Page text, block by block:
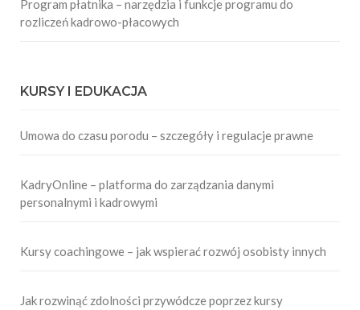
Program płatnika – narzędzia i funkcje programu do
rozliczeń kadrowo-płacowych
KURSY I EDUKACJA
Umowa do czasu porodu – szczegóły i regulacje prawne
KadryOnline – platforma do zarządzania danymi
personalnymi i kadrowymi
Kursy coachingowe – jak wspierać rozwój osobisty innych
Jak rozwinąć zdolności przywódcze poprzez kursy